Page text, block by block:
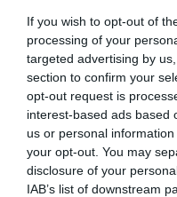
If you wish to opt-out of
processing of your
targeted advertising by
section to confirm your
opt-out request is
interest-based ads based
us or personal
your opt-out. You may
disclosure of your
IAB’s list of downstream
közöltek: Kylie Jenner
egy párt alkot, és
valaha.
Megosztás: Facebook
Címkék: boldogság ,
Timotheé Chalamet